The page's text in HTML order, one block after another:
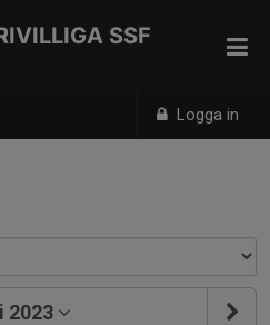
Logga in
SSF
2023